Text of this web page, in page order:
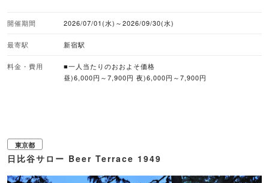
ニューも用意されています。 ドリンクはメキシコ産のコロナビールやテキーラ
み放題のプランを選択でき、都会のテラスでゆったりとした時間を過ごせま
円） ・6種のタコス食べ放題+3時間飲み放題（7,900円） ※タコス6種食べ放題
（プルドポーク、和歌山県 奇跡のしらす、三浦 青木農園 完熟ズッキーニのグ
開催期間 2026/07/01(水)～2026/09/30(水)
最寄駅 新宿駅
料金・費用
■一人当たりのおおよそ価格
昼)6,000円～7,900円 夜)6,000円～7,900円
東京都
日比谷サロー Beer Terrace 1949